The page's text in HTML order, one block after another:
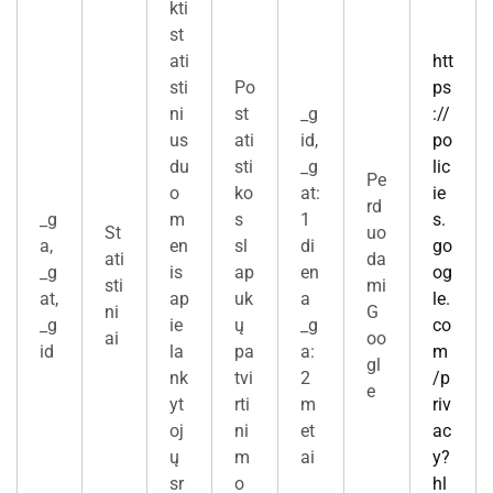
_g
a,
_g
at,
_g
id
St
ati
sti
ni
ai
kti
st
ati
sti
ni
us
du
o
m
en
is
ap
ie
la
nk
yt
oj
ų
sr
Po
st
ati
sti
ko
s
sl
ap
uk
ų
pa
tvi
rti
ni
m
o
_g
id,
_g
at:
1
di
en
a
_g
a:
2
m
et
ai
Pe
rd
uo
da
mi
G
oo
gl
e
htt
ps
://
po
lic
ie
s.
go
og
le.
co
m
/p
riv
ac
y?
hl